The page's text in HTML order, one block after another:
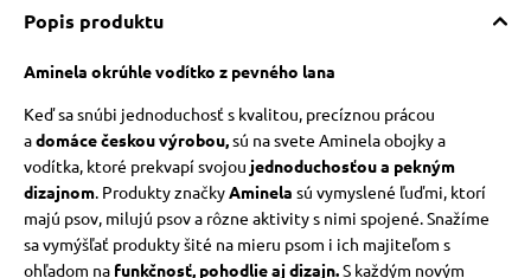
poukazy
Popis produktu
Aminela okrúhle vodítko z pevného lana
Keď sa snúbi jednoduchosť s kvalitou, precíznou prácou
adomáce českou výrobou,sú na svete Aminela obojky a
vodítka, ktoré prekvapí svojou jednoduchosťou a pekným
dizajnom. Produkty značkyAminela sú vymyslené ľuďmi, ktorí
majú psov, milujú psov a rôzne aktivity s nimi spojené.Snažíme
sa vymýšľať produkty šité na mieru psom i ich majiteľom s
ohľadom na funkčnosť, pohodlie aj dizajn.S každým novým